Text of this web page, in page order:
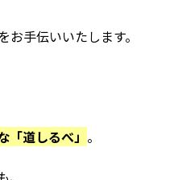
手伝いいたします。
道しるべ」 。